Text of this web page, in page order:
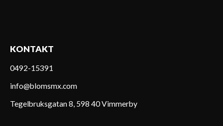
KONTAKT
0492-15391
info@blomsmx.com
Tegelbruksgatan 8, 598 40 Vimmerby